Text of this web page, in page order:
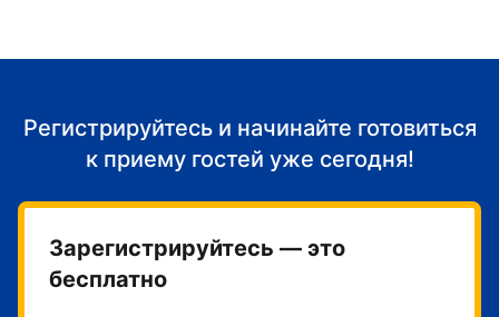
Регистрируйтесь и начинайте готовиться
к приему гостей уже сегодня!
Зарегистрируйтесь — это
бесплатно